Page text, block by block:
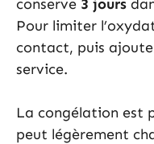
conserve 3 jours
Pour limiter
contact, puis
service.
La congélation est
peut légèrement